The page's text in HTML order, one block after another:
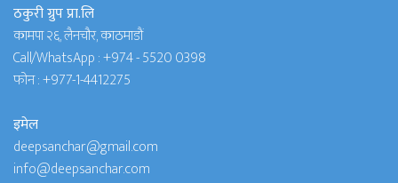
ठकुरी ग्रुप प्रा.लि
कामपा २६, लैनचौर, काठमाडौं
Call/WhatsApp :+974 - 5520 0398
फोन :+977-1-4412275
इमेल
deepsanchar@gmail.com
info@deepsanchar.com